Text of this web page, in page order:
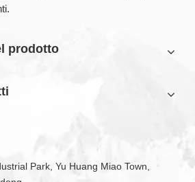
prodotto
Park, Yu Huang Miao Town,